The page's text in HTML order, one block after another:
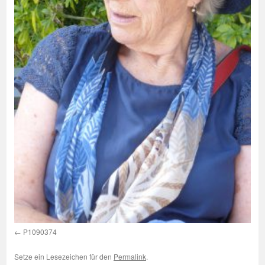
P1090374
Setze ein Lesezeichen für den Permalink.